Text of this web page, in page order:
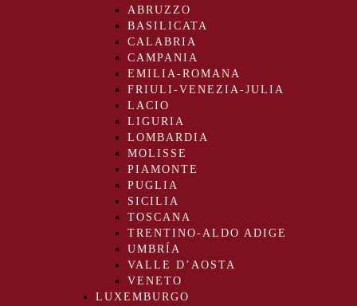
ABRUZZO
BASILICATA
CALABRIA
CAMPANIA
EMILIA-ROMANA
FRIULI-VENEZIA-JULIA
LACIO
LIGURIA
LOMBARDIA
MOLISSE
PIAMONTE
PUGLIA
SICILIA
TOSCANA
TRENTINO-ALDO ADIGE
UMBRÍA
VALLE D’AOSTA
VENETO
LUXEMBURGO